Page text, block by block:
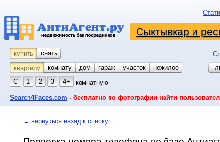
Сыктывкар и
купить снять
квартиру
комнату койко-место
дом гараж участок
нежилое
С
1 2 3 4+ комнатную
Search4Faces.com - бесплатно по фотографии найти
← вернуться назад к списку